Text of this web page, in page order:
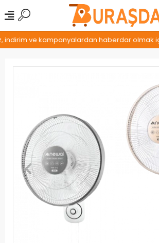
ve kampanyalardan haberdar olmak